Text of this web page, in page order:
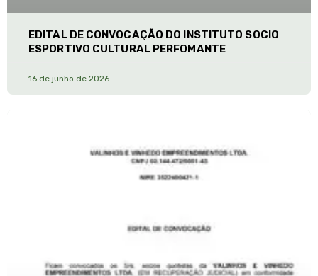
EDITAL DE CONVOCAÇÃO DO INSTITUTO SOCIO
ESPORTIVO CULTURAL PERFOMANTE
16 de junho de 2026